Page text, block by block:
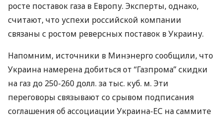
росте поставок газа в Европу. Эксперты, однако,
считают, что успехи российской компании
связаны с ростом реверсных поставок в Украину.
Напомним, источники в Минэнерго сообщили, что
Украина намерена добиться от “Газпрома” скидки
на газ до 250-260 долл. за тыс. куб. м. Эти
переговоры связывают со срывом подписания
соглашения об ассоциации Украина-ЕС на саммите